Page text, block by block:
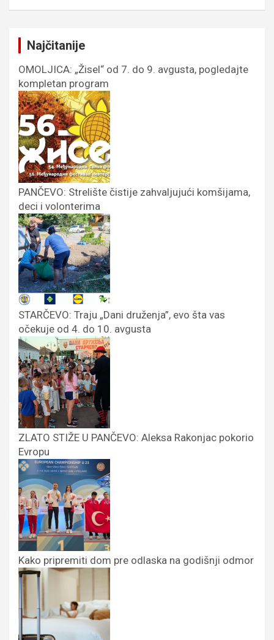
Najčitanije
OMOLJICA: „Žisel“ od 7. do 9. avgusta, pogledajte
kompletan program
PANČEVO: Strelište čistije zahvaljujući komšijama,
deci i volonterima
STARČEVO: Traju „Dani druženja”, evo šta vas
očekuje od 4. do 10. avgusta
ZLATO STIŽE U PANČEVO: Aleksa Rakonjac pokorio
Evropu
Kako pripremiti dom pre odlaska na godišnji odmor